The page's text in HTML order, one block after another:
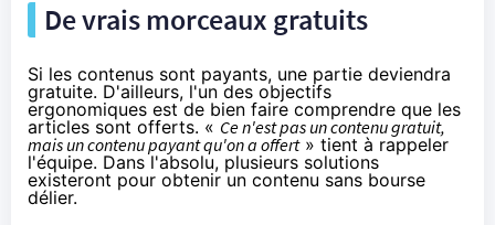
De vrais morceaux gratuits
Si les contenus sont payants, une partie deviendra
gratuite. D'ailleurs, l'un des objectifs
ergonomiques est de bien faire comprendre que les
articles sont offerts. « Ce n'est pas un contenu gratuit,
mais un contenu payant qu'on a offert» tient à rappeler
l'équipe. Dans l'absolu, plusieurs solutions
existeront pour obtenir un contenu sans bourse
délier.